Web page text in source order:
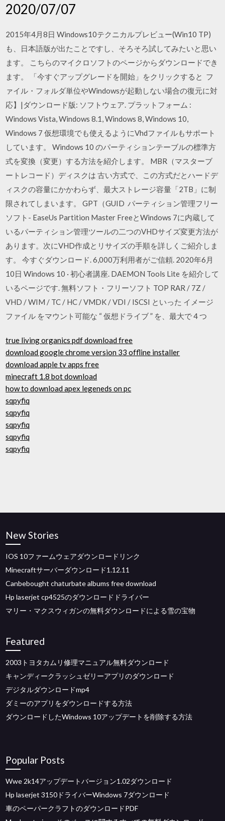
2020/07/07
2015年4月8日 Windows10テクニカルプレビュー(Win10 TP)
も、日本語版が出たことですし、そろそろ試してみたいと思い
ます。 こちらのマイクロソフトのページからダウンロードでき
ます。 「今すぐアップグレードを開始」をクリックすると フ
ァイル・フォルダ単位やWindowsが起動しない場合の復元に対
応】|ダウンロード版: ソフトウェア. プラットフォーム :
Windows Vista, Windows 8.1, Windows 8, Windows 10,
Windows 7 仮想環境でも使えるようにVhdファイルもサポート
しています。 Windows 10 のパーティションテーブルの標準方
式を変換（変更）する方法を紹介します。 MBR（マスターブ
ートレコード）ディスクは 古い方式で、この方式だとハードデ
ィスクの容量にかかわらず、最大ストレージ容量「2TB」に制
限されてしまいます。 GPT（GUID パーティション管理フリー
ソフト- EaseUs Partition Master FreeとWindows 7に内蔵して
いるパーティション管理ツールの二つのVHDサイズ変更方法が
あります。次にVHD作成とリサイズの手順を詳しくご紹介しま
す。 今すぐダウンロード. 6,000万利用者がご信頼. 2020年6月
10日 Windows 10 · 初心者講座. DAEMON Tools Lite を紹介して
いるページです. 無料ソフト・フリーソフト TOP RAR / 7Z /
VHD / WIM / TC / HC / VMDK / VDI / ISCSI といった イメージ
ファイル をマウント可能な “ 仮想ドライブ ” を、最大で 4 つ
true living organics pdf download free
download google chrome version 33 offline installer
download apple tv apps free
minecraft 1.8 bot download
how to download apex legeneds on pc
sqpyfiq
sqpyfiq
sqpyfiq
sqpyfiq
sqpyfiq
New Stories
IOS 10ファームウェアダウンロードリンク
Minecraftサーバーダウンロード1.12.11
Canbebought chaturbate albums free download
Hp laserjet cp4525のダウンロードドライバー
マリー・マクスウィガンの無料ダウンロードによる雪の宝物
Featured
2003トヨタカムリ修理マニュアル無料ダウンロード
キャンディークラッシュゼリーアプリのダウンロード
デジタルダウンロードmp4
ダミーのアプリをダウンロードする方法
ダウンロードしたWindows 10アップデートを削除する方法
Popular Posts
Wwe 2k14アップデートバージョン1.02ダウンロード
Hp laserjet 3150ドライバーWindows 7ダウンロード
車のペーパークラフトのダウンロードPDF